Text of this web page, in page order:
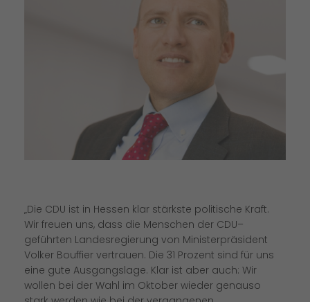
Die CDU ist in Hessen klar stärkste politische Kraft.
Wir freuen uns, dass die Menschen der CDU–
geführten Landesregierung von Ministerpräsident
Volker Bouffier vertrauen. Die 31 Prozent sind für uns
eine gute Ausgangslage. Klar ist aber auch: Wir
wollen bei der Wahl im Oktober wieder genauso